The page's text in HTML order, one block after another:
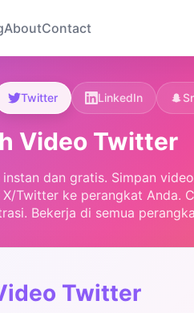
AboutContact
Twitter LinkedIn
Video Twitter
dan gratis. Simpan
Twitter ke perangkat Anda.
Bekerja di semua
Twitter